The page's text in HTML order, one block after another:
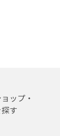
ップ・
す